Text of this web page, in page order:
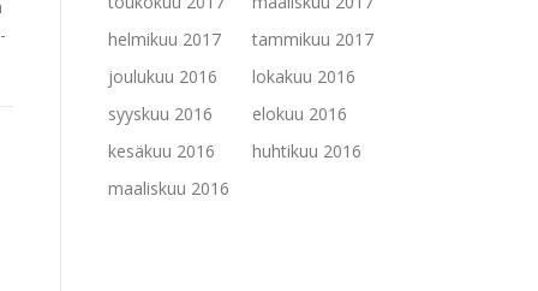
helmikuu 2017
tammikuu 2017
joulukuu 2016
lokakuu 2016
syyskuu 2016
elokuu 2016
kesäkuu 2016
huhtikuu 2016
maaliskuu 2016